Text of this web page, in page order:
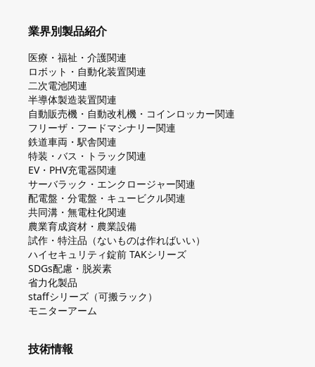
業界別製品紹介
医療・福祉・介護関連
ロボット・自動化装置関連
二次電池関連
半導体製造装置関連
自動販売機・自動改札機・コインロッカー関連
フリーザ・フードマシナリー関連
鉄道車両・駅舎関連
特装・バス・トラック関連
EV・PHV充電器関連
サーバラック・エンクロージャー関連
配電盤・分電盤・キュービクル関連
共同溝・無電柱化関連
農業育成資材・農業設備
試作・特注品（ないものは作ればいい）
ハイセキュリティ錠前 TAKシリーズ
SDGs配慮・脱炭素
省力化製品
staffシリーズ（可搬ラック）
モニターアーム
技術情報